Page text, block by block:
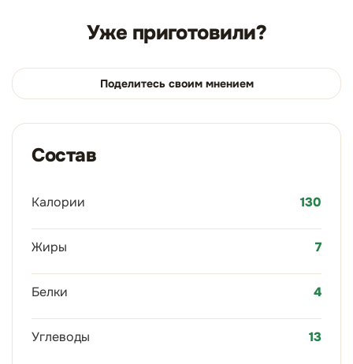
Уже приготовили?
Поделитесь своим мнением
Состав
Калории 130
Жиры 7
Белки 4
Углеводы 13